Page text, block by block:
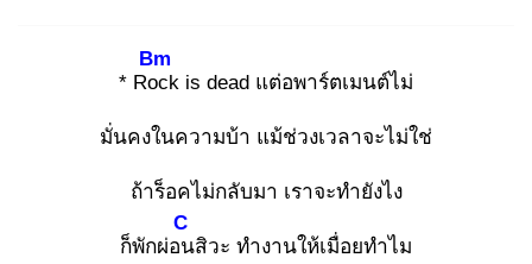
* Roc
Bm
k is dead แต่อพาร์ตเมนต์ไม่
มั่นคงในความบ้า แม้ช่วงเวลาจะไม่ใช่
ถ้าร็อคไม่กลับมา เราจะทำยังไง
ก็พักผ่อน
C
สิวะ ทำงานให้เมื่อยทำไม